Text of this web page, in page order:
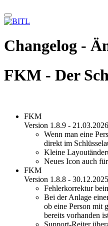
Changelog -
FKM - Der
FKM
Version 1.8.9 - 21.03.2026
Wenn man eine
direkt im
Kleine
Neues Icon auch
FKM
Version 1.8.8 - 30.12.2025
Fehlerkorrektur
Bei der Anlage
ob eine Person mit
bereits vorhanden